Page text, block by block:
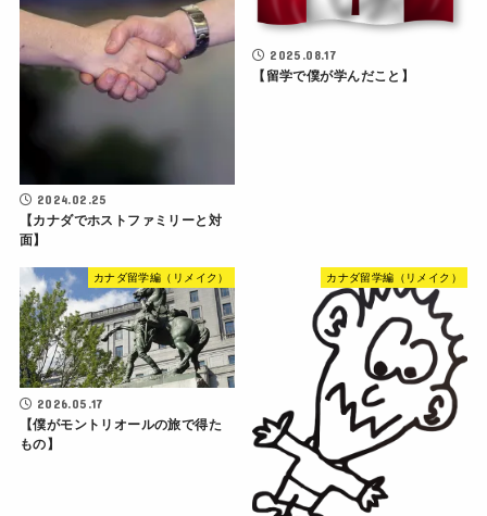
2024.02.25
【カナダでホストファミリーと対
面】
2025.08.17
【留学で僕が学んだこと】
カナダ留学編（リメイク）
2026.05.17
【僕がモントリオールの旅で得た
もの】
カナダ留学編（リメイク）